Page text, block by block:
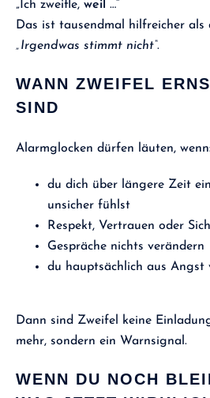
„Ich zweifle, weil …“
Das ist tausendmal hilfreicher als
„Irgendwas stimmt nicht“.
WANN ZWEIFEL
SIND
Alarmglocken dürfen läuten,
du dich über längere Zeit
unsicher fühlst
Respekt, Vertrauen oder
Gespräche nichts verändern
du hauptsächlich aus Angst
Dann sind Zweifel keine
mehr, sondern ein Warnsignal.
WENN DU NOCH